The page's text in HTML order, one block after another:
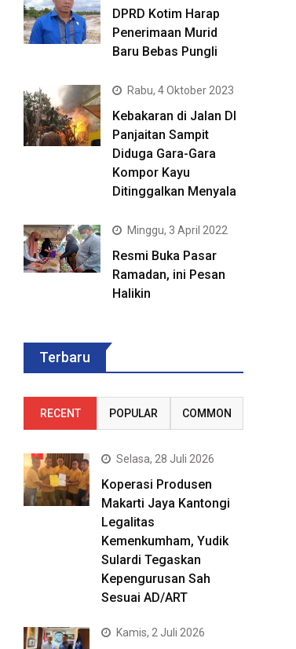
DPRD Kotim Harap
Penerimaan Murid
Baru Bebas Pungli
Rabu, 4 Oktober 2023
Kebakaran di Jalan DI
Panjaitan Sampit
Diduga Gara-Gara
Kompor Kayu
Ditinggalkan Menyala
Minggu, 3 April 2022
Resmi Buka Pasar
Ramadan, ini Pesan
Halikin
Terbaru
RECENT POPULAR COMMON
Selasa, 28 Juli 2026
Koperasi Produsen
Makarti Jaya Kantongi
Legalitas
Kemenkumham, Yudik
Sulardi Tegaskan
Kepengurusan Sah
Sesuai AD/ART
Kamis, 2 Juli 2026